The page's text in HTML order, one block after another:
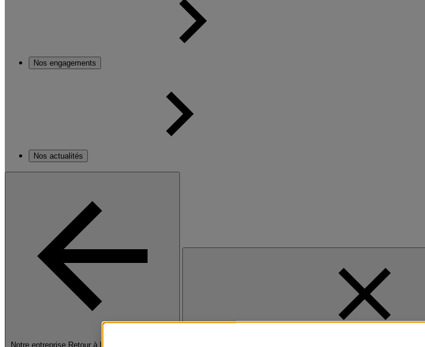
Nos engagements
Nos actualités
Notre entreprise Retour à la section précédente